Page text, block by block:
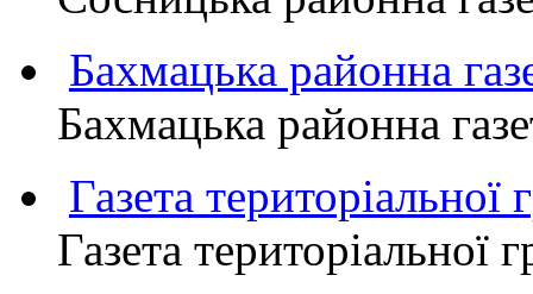
Бахмацька районна
Бахмацька районна
Газета
Газета